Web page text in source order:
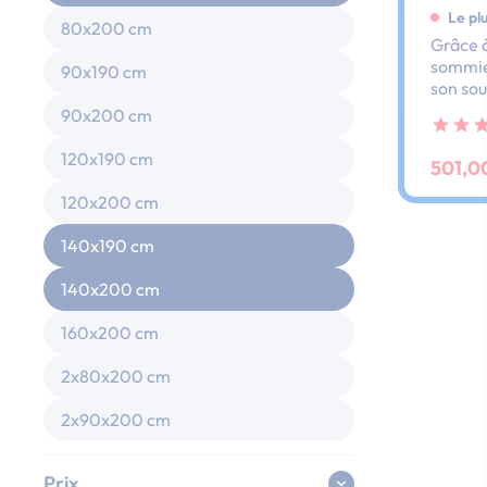
80x200 cm
90x190 cm
90x200 cm
120x190 cm
120x200 cm
140x190 cm
140x200 cm
160x200 cm
2x80x200 cm
2x90x200 cm
Le
Grâce
son
dos
ses